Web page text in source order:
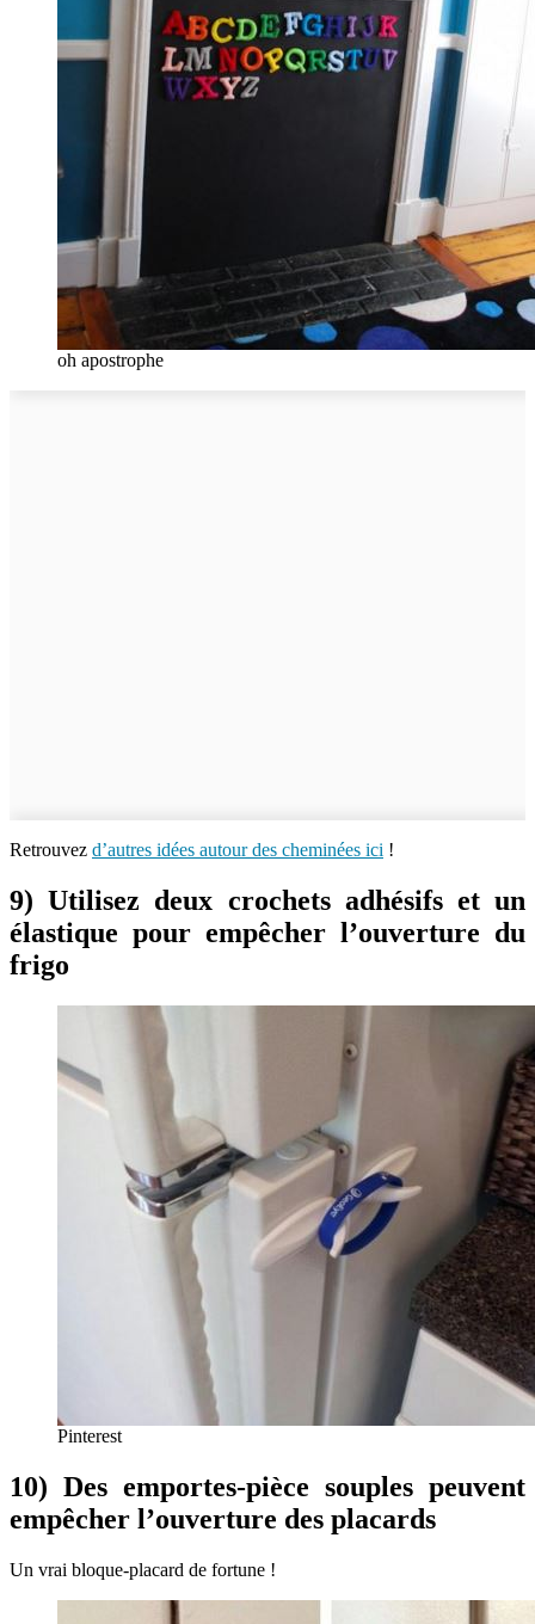
oh apostrophe
Retrouvez d’autres idées autour des cheminées ici !
9) Utilisez deux crochets adhésifs et un
élastique pour empêcher l’ouverture du
frigo
Pinterest
10) Des emportes-pièce souples peuvent
empêcher l’ouverture des placards
Un vrai bloque-placard de fortune !